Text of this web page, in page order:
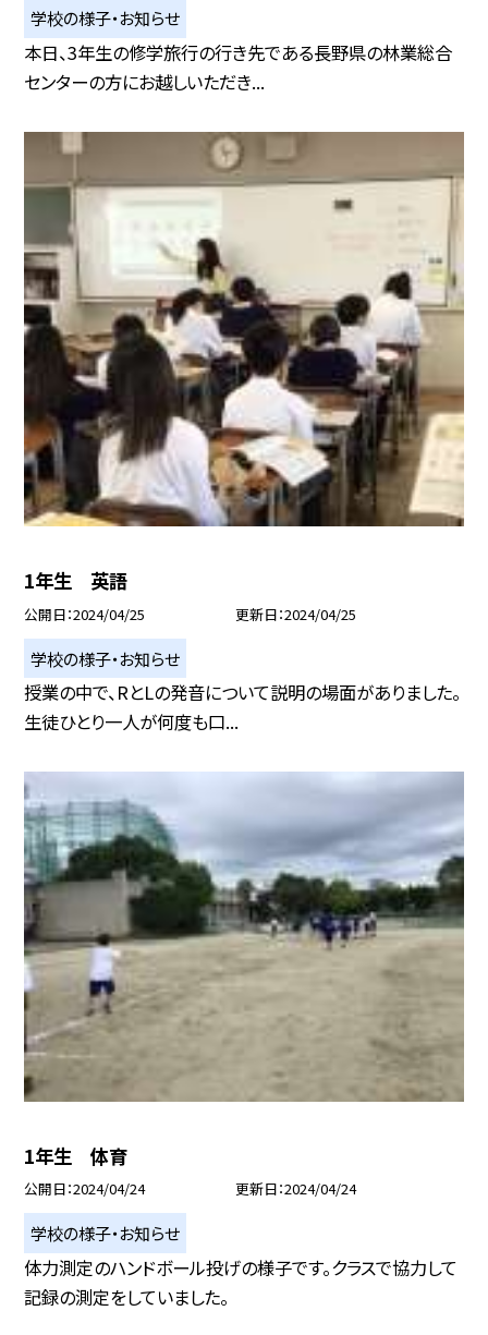
学校の様子・お知らせ
本日、3年生の修学旅行の行き先である長野県の林業総合
センターの方にお越しいただき...
1年生 英語
公開日 2024/04/25 更新日 2024/04/25
学校の様子・お知らせ
授業の中で、RとLの発音について説明の場面がありました。
生徒ひとり一人が何度も口...
1年生 体育
公開日 2024/04/24 更新日 2024/04/24
学校の様子・お知らせ
体力測定のハンドボール投げの様子です。クラスで協力して
記録の測定をしていました。